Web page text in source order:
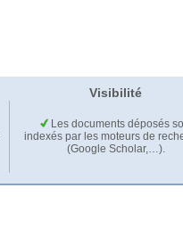
Visibilité
Les documents déposés
indexés par les moteurs de
(Google Scholar,…).